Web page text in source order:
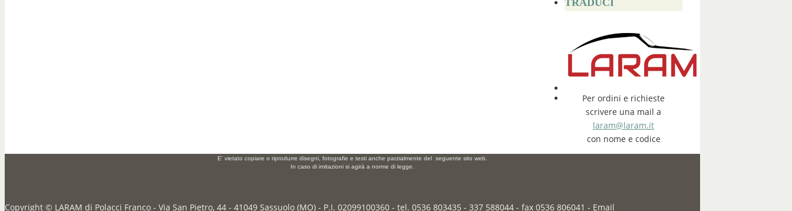
TRADUCI
Per ordini e richieste
scrivere una mail a
laram@laram.it
con nome e codice
E' vietato copiare o riprodurre disegni, fotografie e testi anche parzialmente del seguente sito web.
In caso di imitazioni si agirà a norme di legge.
Copyright © LARAM di Polacci Franco - Via San Pietro, 44 - 41049 Sassuolo (MO) - P.I. 02099100360 - tel. 0536 803435 - 337 588044 - fax 0536 806041 - Email